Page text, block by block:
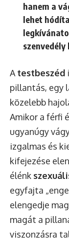
hanem a
lehet
szenvedély
A testbeszéd
pillantás, egy
közelebb
Amikor a férfi
ugyanúgy
izgalmas és
kifejezése
élénk
egyfajta
elengedje
magát a
viszonzásra